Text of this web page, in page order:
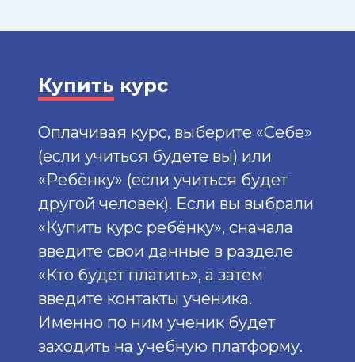
Купить курс
Оплачивая курс, выберите «Себе»
(если учиться будете вы) или
«Ребёнку» (если учиться будет
другой человек). Если вы выбрали
«Купить курс ребёнку», сначала
введите свои данные в разделе
«Кто будет платить», а затем
введите контакты ученика.
Именно по ним ученик будет
заходить на учебную платформу.